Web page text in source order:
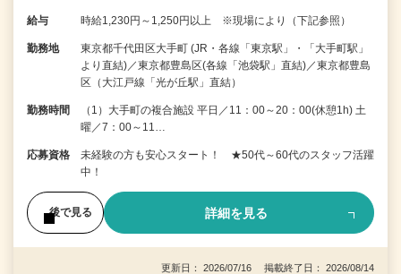
給与 時給1,230円～1,250円以上 ※現場により（下記参照）
勤務地
東京都千代田区大手町 (JR・各線「東京駅」・「大手町駅」
より直結)／東京都豊島区(各線「池袋駅」直結)／東京都豊島
区（大江戸線「光が丘駅」直結）
勤務時間
（1）大手町の複合施設 平日／11：00～20：00(休憩1h) 土
曜／7：00～11…
応募資格
未経験の方も安心スタート！ ★50代～60代のスタッフ活躍
中！
後で見る 詳細を見る
更新日： 2026/07/16 掲載終了日： 2026/08/14